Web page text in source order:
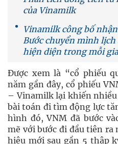
của Vinamilk
Vinamilk công bố
Bước chuyển mình lịch
hiện diện trong mỗi
Được xem là “cổ phiếu
năm gần đây, cổ phiếu
– Vinamilk lại khiến
bài toán đi tìm động lực
hình đó, VNM đã bước
mẽ với bước đi đầu tiên
hiệu mới sau gần 5 thập